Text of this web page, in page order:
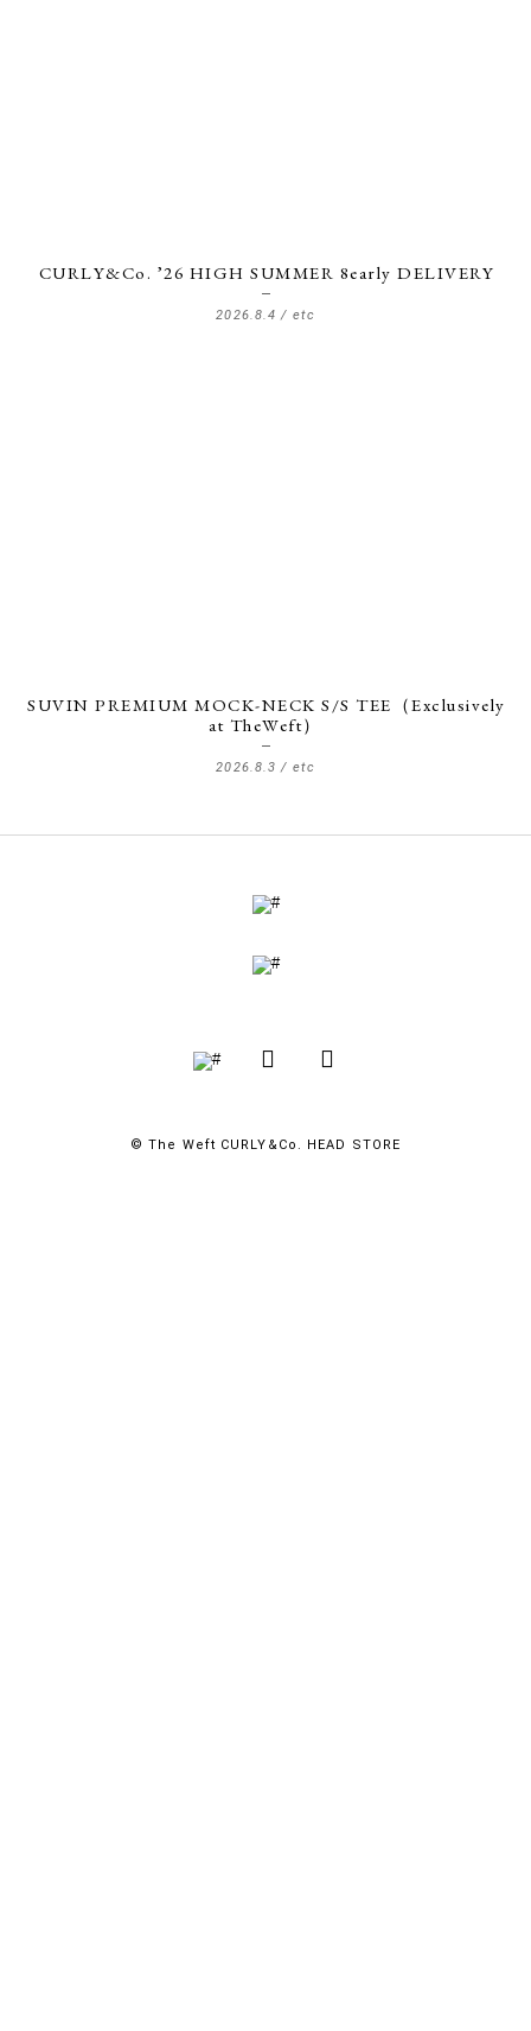
CURLY&Co. ’26 HIGH SUMMER 8early DELIVERY
2026.8.4 / etc
SUVIN PREMIUM MOCK-NECK S/S TEE（Exclusively
at TheWeft）
2026.8.3 / etc
© The Weft CURLY&Co. HEAD STORE